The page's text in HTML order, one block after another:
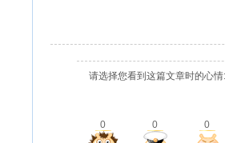
请选择您看到这篇文章时的心情
0 0 0